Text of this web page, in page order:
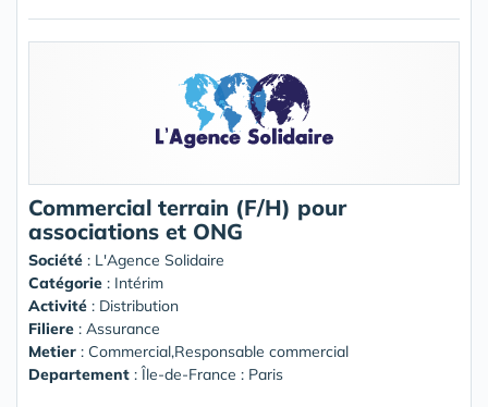
Commercial terrain (F/H) pour
associations et ONG
Société : L'Agence Solidaire
Catégorie : Intérim
Activité : Distribution
Filiere : Assurance
Metier : Commercial,Responsable commercial
Departement : Île-de-France : Paris